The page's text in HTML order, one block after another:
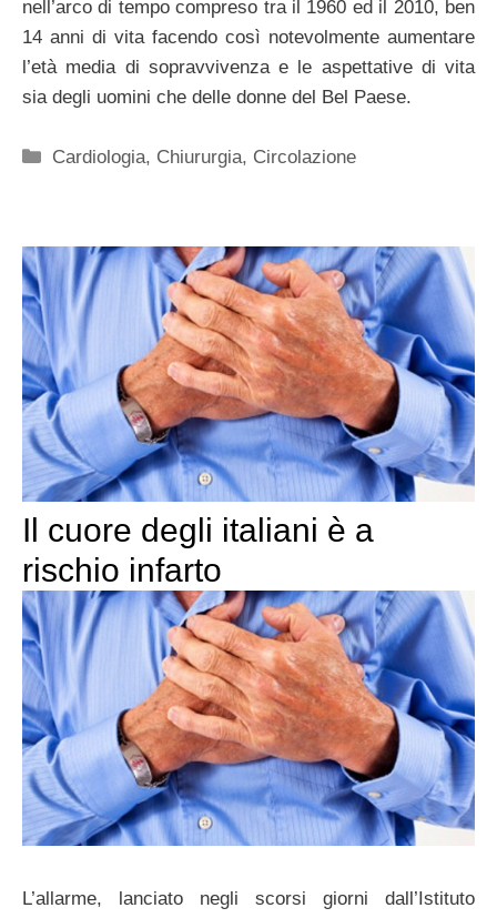
nell’arco di tempo compreso tra il 1960 ed il 2010, ben
14 anni di vita facendo così notevolmente aumentare
l’età media di sopravvivenza e le aspettative di vita
sia degli uomini che delle donne del Bel Paese.
Categorie
Cardiologia, Chiururgia, Circolazione
Il cuore degli italiani è a
rischio infarto
L’allarme, lanciato negli scorsi giorni dall’Istituto